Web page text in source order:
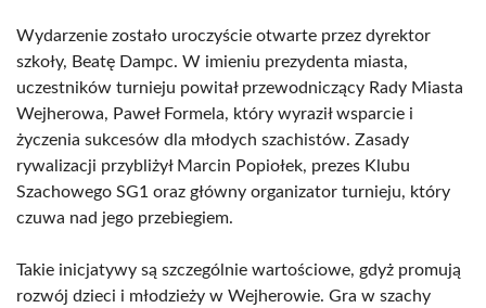
Wydarzenie zostało uroczyście otwarte przez dyrektor
szkoły, Beatę Dampc. W imieniu prezydenta miasta,
uczestników turnieju powitał przewodniczący Rady Miasta
Wejherowa, Paweł Formela, który wyraził wsparcie i
życzenia sukcesów dla młodych szachistów. Zasady
rywalizacji przybliżył Marcin Popiołek, prezes Klubu
Szachowego SG1 oraz główny organizator turnieju, który
czuwa nad jego przebiegiem.
Takie inicjatywy są szczególnie wartościowe, gdyż promują
rozwój dzieci i młodzieży w Wejherowie. Gra w szachy